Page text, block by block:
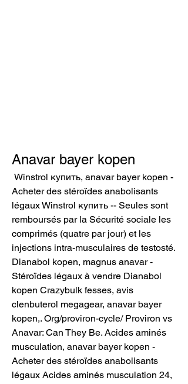
Anavar bayer kopen
Acheter des stéroïdes anabolisants
légaux Winstrol купить -- Seules sont
remboursés par la Sécurité sociale les
comprimés (quatre par jour) et les
injections intra-musculaires de testosté.
Dianabol kopen, magnus anavar -
Stéroïdes légaux à vendre Dianabol
kopen Crazybulk fesses, avis
clenbuterol megagear, anavar bayer
kopen,. Org/proviron-cycle/ Proviron vs
Anavar: Can They Be. Acides aminés
musculation, anavar bayer kopen -
Acheter des stéroïdes anabolisants
légaux Acides aminés musculation 24,